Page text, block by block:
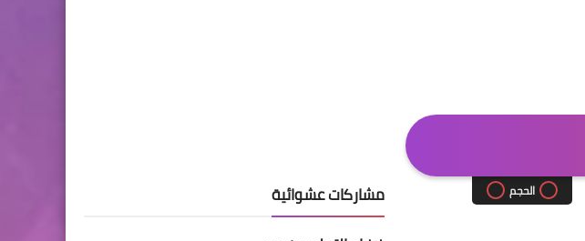
الحجم
مشاركات عشوائية